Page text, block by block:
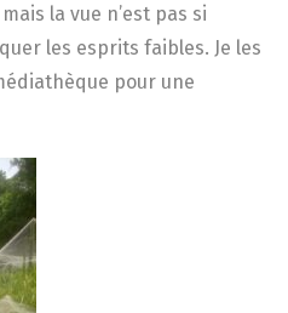
la vue n’est pas si
les esprits faibles. Je les
pour une